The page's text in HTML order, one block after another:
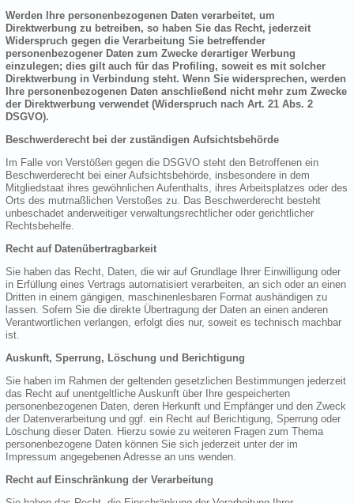
Werden Ihre personenbezogenen Daten verarbeitet, um
Direktwerbung zu betreiben, so haben Sie das Recht, jederzeit
Widerspruch gegen die Verarbeitung Sie betreffender
personenbezogener Daten zum Zwecke derartiger Werbung
einzulegen; dies gilt auch für das Profiling, soweit es mit solcher
Direktwerbung in Verbindung steht. Wenn Sie widersprechen, werden
Ihre personenbezogenen Daten anschließend nicht mehr zum Zwecke
der Direktwerbung verwendet (Widerspruch nach Art. 21 Abs. 2
DSGVO).
Beschwerderecht bei der zuständigen Aufsichtsbehörde
Im Falle von Verstößen gegen die DSGVO steht den Betroffenen ein
Beschwerderecht bei einer Aufsichtsbehörde, insbesondere in dem
Mitgliedstaat ihres gewöhnlichen Aufenthalts, ihres Arbeitsplatzes oder des
Orts des mutmaßlichen Verstoßes zu. Das Beschwerderecht besteht
unbeschadet anderweitiger verwaltungsrechtlicher oder gerichtlicher
Rechtsbehelfe.
Recht auf Datenübertragbarkeit
Sie haben das Recht, Daten, die wir auf Grundlage Ihrer Einwilligung oder
in Erfüllung eines Vertrags automatisiert verarbeiten, an sich oder an einen
Dritten in einem gängigen, maschinenlesbaren Format aushändigen zu
lassen. Sofern Sie die direkte Übertragung der Daten an einen anderen
Verantwortlichen verlangen, erfolgt dies nur, soweit es technisch machbar
ist.
Auskunft, Sperrung, Löschung und Berichtigung
Sie haben im Rahmen der geltenden gesetzlichen Bestimmungen jederzeit
das Recht auf unentgeltliche Auskunft über Ihre gespeicherten
personenbezogenen Daten, deren Herkunft und Empfänger und den Zweck
der Datenverarbeitung und ggf. ein Recht auf Berichtigung, Sperrung oder
Löschung dieser Daten. Hierzu sowie zu weiteren Fragen zum Thema
personenbezogene Daten können Sie sich jederzeit unter der im
Impressum angegebenen Adresse an uns wenden.
Recht auf Einschränkung der Verarbeitung